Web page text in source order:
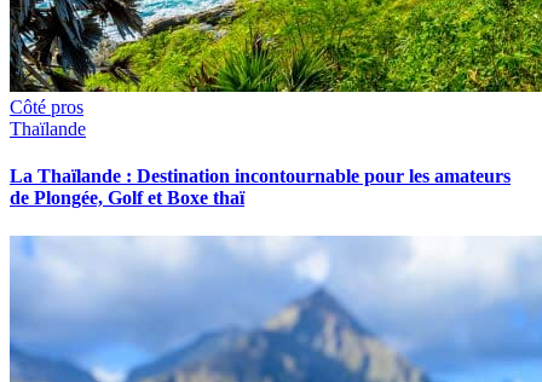
Côté pros
Thaïlande
La Thaïlande : Destination incontournable pour les amateurs
de Plongée, Golf et Boxe thaï